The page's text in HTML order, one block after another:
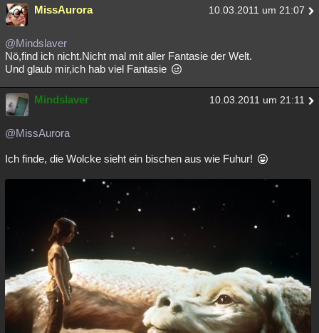
MissAurora 10.03.2011 um 21:07
@Mindslaver
Nö,find ich nicht.Nicht mal mit aller Fantasie der Welt.
Und glaub mir,ich hab viel Fantasie
Mindslaver 10.03.2011 um 21:11
@MissAurora
Ich finde, die Wolcke sieht ein bischen aus wie Fuhur!